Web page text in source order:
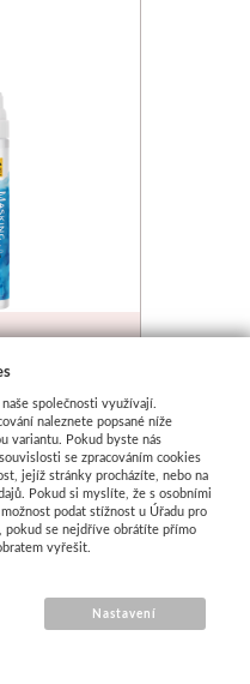
společnosti využívají.
naleznete popsané níže
variantu. Pokud byste nás
se zpracováním cookies
jejíž stránky procházíte, nebo na
Pokud si myslíte, že s osobními
podat stížnost u Úřadu pro
pokud se nejdříve obrátíte přímo
vyřešit.
Nastavení